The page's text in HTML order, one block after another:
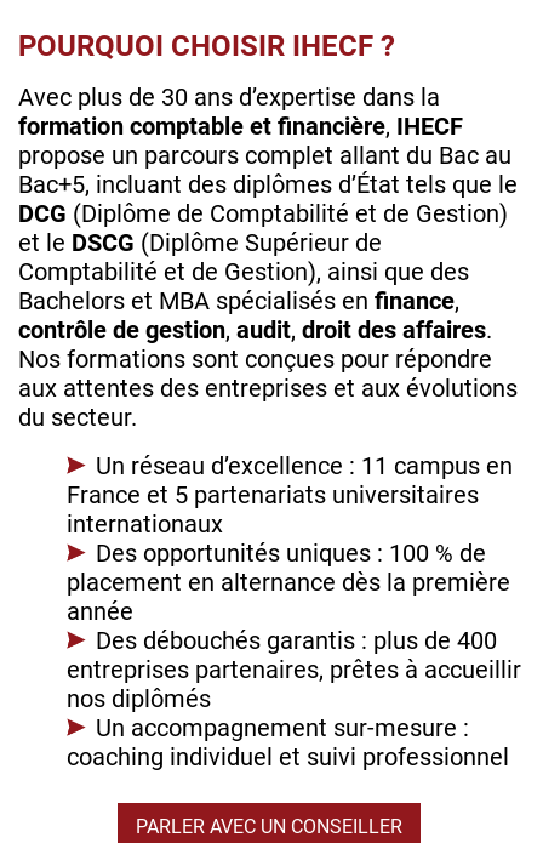
POURQUOI CHOISIR IHECF ?
Avec plus de 30 ans d’expertise dans la
formation comptable et financière, IHECF
propose un parcours complet allant du Bac au
Bac+5, incluant des diplômes d’État tels que le
DCG (Diplôme de Comptabilité et de Gestion)
et le DSCG (Diplôme Supérieur de
Comptabilité et de Gestion), ainsi que des
Bachelors et MBA spécialisés en finance,
contrôle de gestion, audit, droit des affaires.
Nos formations sont conçues pour répondre
aux attentes des entreprises et aux évolutions
du secteur.
Un réseau d’excellence : 11 campus en
France et 5 partenariats universitaires
internationaux
Des opportunités uniques : 100 % de
placement en alternance dès la première
année
Des débouchés garantis : plus de 400
entreprises partenaires, prêtes à accueillir
nos diplômés
Un accompagnement sur-mesure :
coaching individuel et suivi professionnel
PARLER AVEC UN CONSEILLER